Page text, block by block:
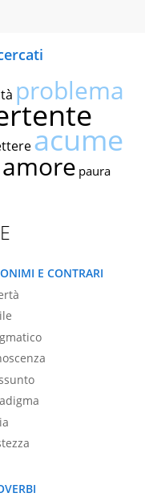
problema
acume
amore paura
E CONTRARI